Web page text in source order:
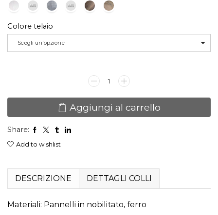
Colore telaio
Scegli un'opzione
Tavolo
Traffic
quantità
Aggiungi al carrello
Share:
Add to wishlist
DESCRIZIONE DETTAGLI COLLI
Materiali: Pannelli in nobilitato, ferro